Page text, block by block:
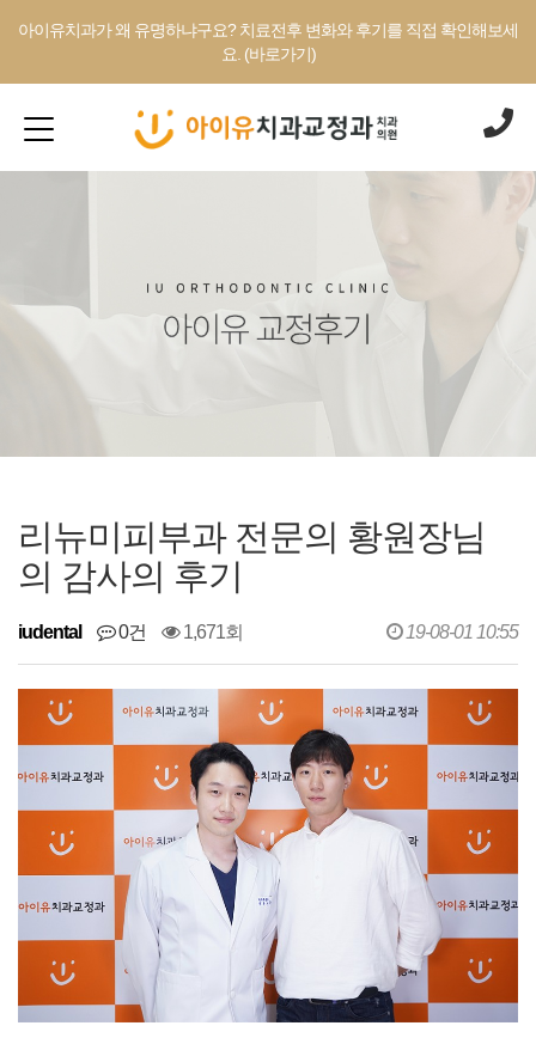
아이유치과가 왜 유명하냐구요? 치료전후 변화와 후기를 직접 확인해보세
요. (바로가기)
리뉴미피부과 전문의 황원장님
의 감사의 후기
iudental 0건 1,671회 19-08-01 10:55